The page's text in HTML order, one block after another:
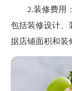
2.装修费用：
包括装修设计、
据店铺面积和装